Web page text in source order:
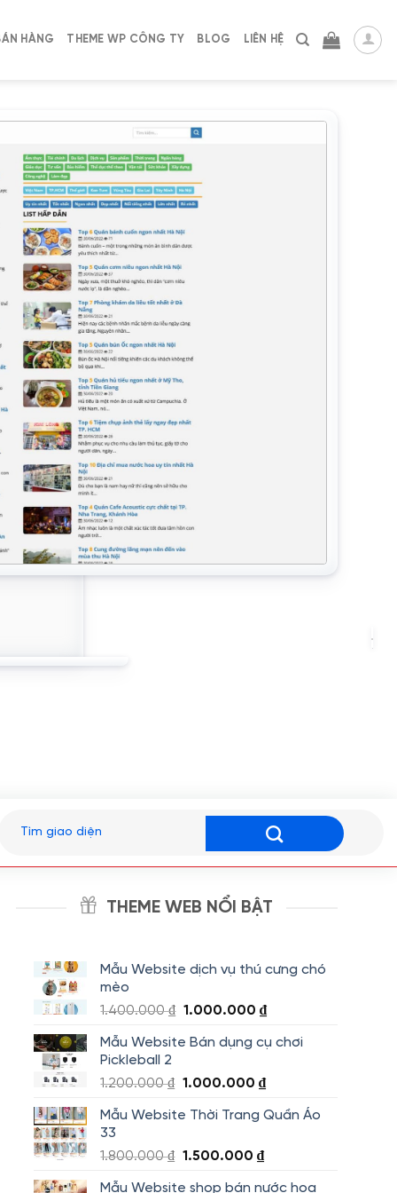
HÀNG THEME WP CÔNG TY BLOG LIÊN HỆ
kiếm:
THEME WEB NỔI BẬT
Mẫu Website dịch vụ thú cưng chó
mèo
1.400.000₫ Giá
là:
1.000.000₫Giá
tại
1.000.000 ₫.
Mẫu Website Bán dụng cụ chơi
Pickleball 2
1.200.000₫ Giá
là:
1.000.000₫Giá
tại
Mẫu Website Thời Trang Quần Áo
33
1.800.000₫ Giá
1.500.000₫Giá
Mẫu Website shop bán nước hoa